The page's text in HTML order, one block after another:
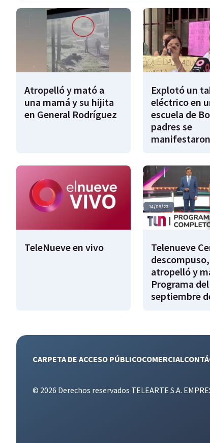
Atropelló y mató a
una mamá y su hijita
en General Rodríguez
Explotó un
eléctrico en
escuela de
padres se
manifestaron
TeleNueve en vivo
Telenueve
descompuso,
atropelló y
Programa
septiembre
CARPETA DE ACCESO PÚBLICOCOMERCIAL
© 2026 Derechos reservados TELEARTE S.A.